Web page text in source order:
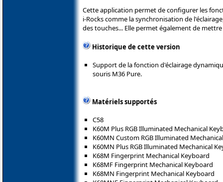
Cette application permet de configurer les
i-Rocks comme la synchronisation de
des touches... Elle permet également de
Historique de cette version
Support de la fonction d'éclairage
souris M36 Pure.
Matériels supportés
C58
K60M Plus RGB Illuminated Mechanical
K60MN Custom RGB Illuminated
K60MN Plus RGB Illuminated Mechanical
K68M Fingerprint Mechanical Keyboard
K68MF Fingerprint Mechanical Keyboard
K68MN Fingerprint Mechanical Keyboard